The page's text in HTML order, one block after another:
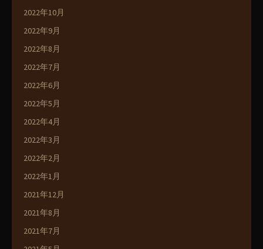
2022年10月
2022年9月
2022年8月
2022年7月
2022年6月
2022年5月
2022年4月
2022年3月
2022年2月
2022年1月
2021年12月
2021年8月
2021年7月